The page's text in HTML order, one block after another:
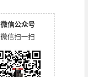
微信公众号
微信扫一扫